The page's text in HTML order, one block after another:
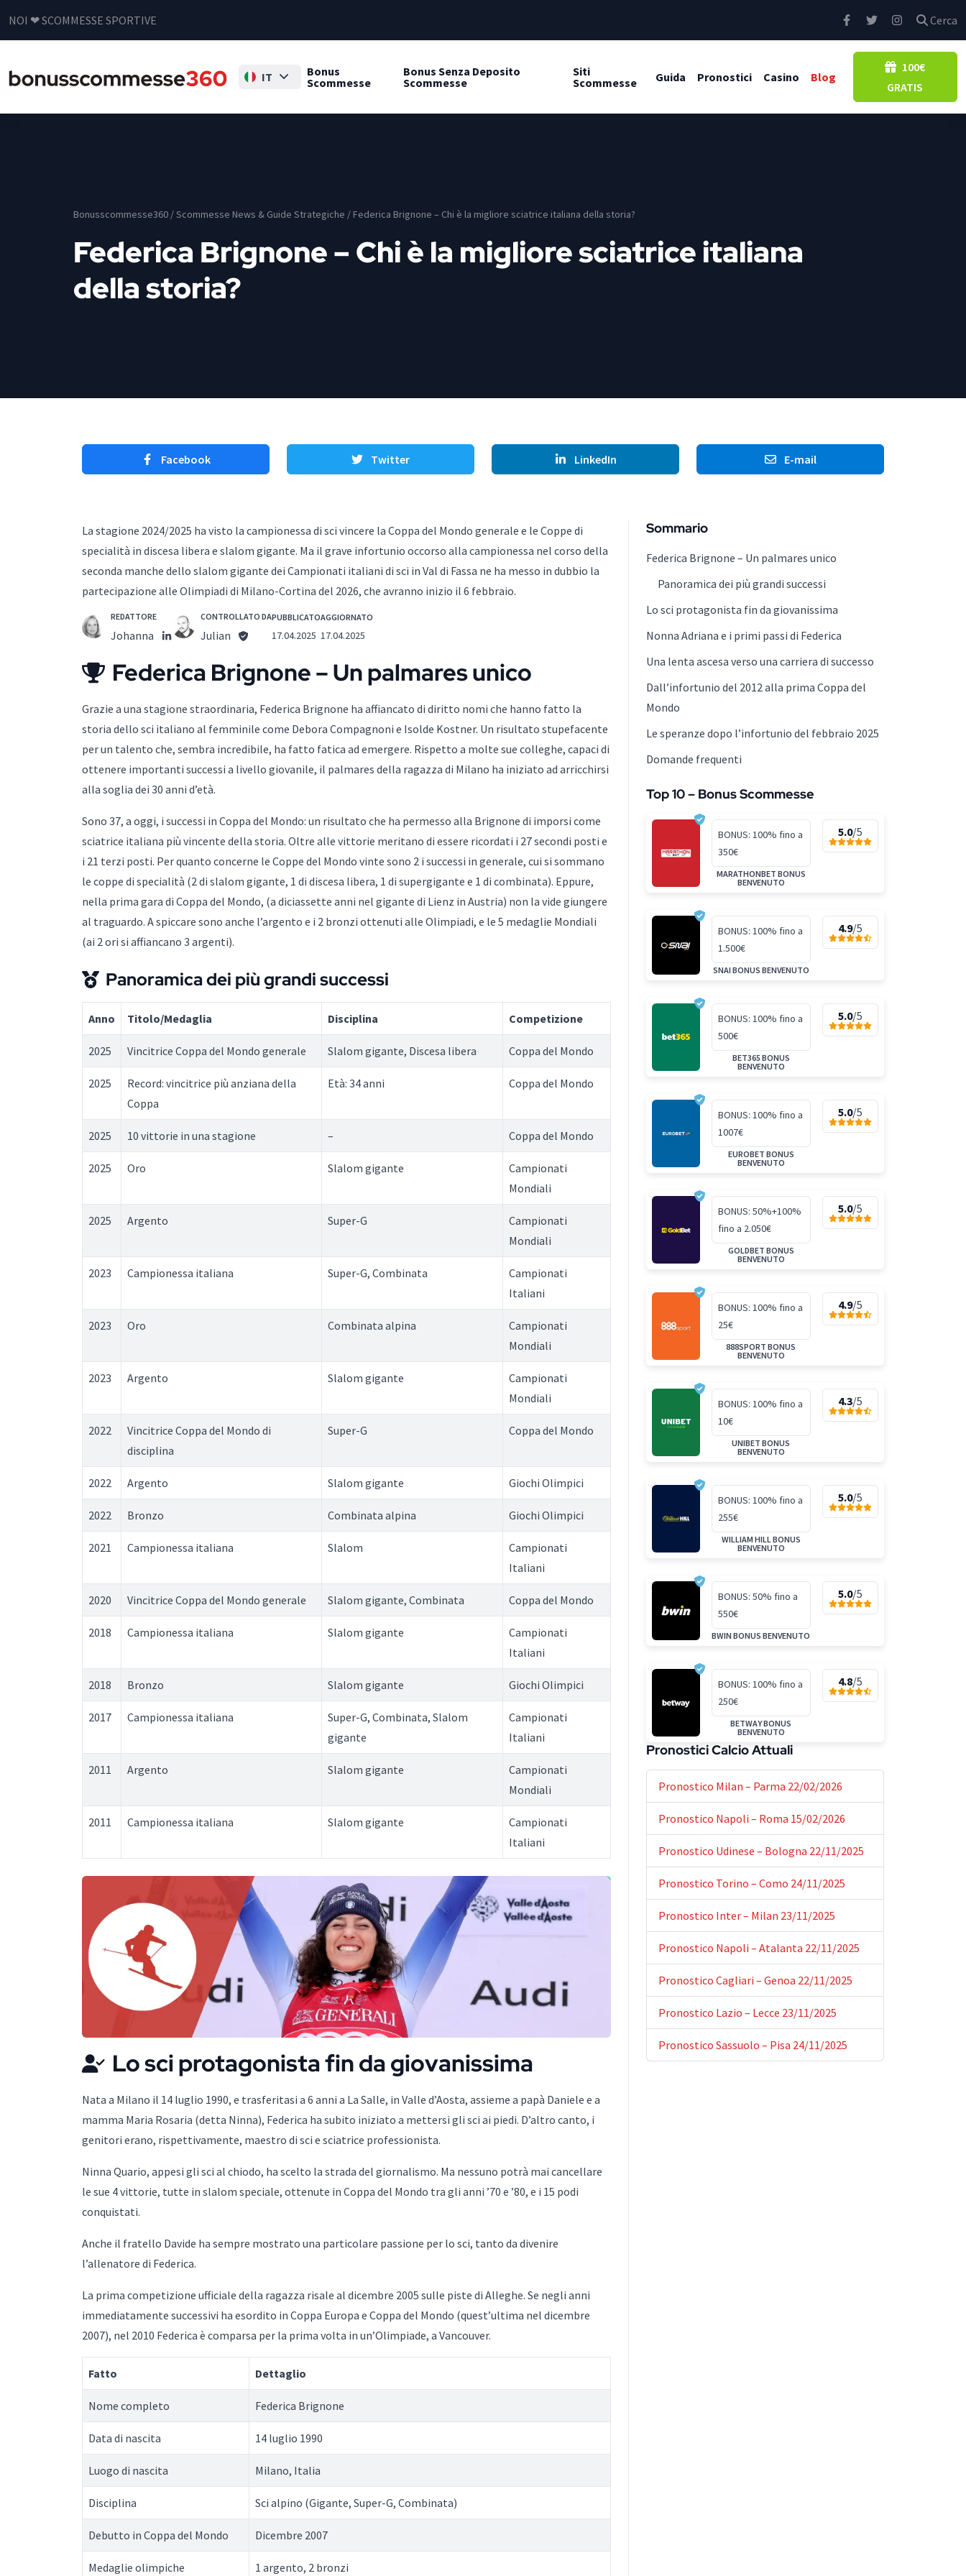
NOI ❤ SCOMMESSE SPORTIVE Cerca
IT
100€
GRATIS
Bonus
Scommesse
Bonus Senza Deposito
Scommesse
Siti
Scommesse
Guida Pronostici Casino Blog
Bonusscommesse360 /Scommesse News & Guide Strategiche / Federica Brignone – Chi è la migliore sciatrice italiana della storia?
Federica Brignone – Chi è la migliore sciatrice italiana
della storia?
Facebook Twitter LinkedIn E-mail
La stagione 2024/2025 ha visto la campionessa di sci vincere la Coppa del Mondo generale e le Coppe di
specialità in discesa libera e slalom gigante. Ma il grave infortunio occorso alla campionessa nel corso della
seconda manche dello slalom gigante dei Campionati italiani di sci in Val di Fassa ne ha messo in dubbio la
partecipazione alle Olimpiadi di Milano-Cortina del 2026, che avranno inizio il 6 febbraio.
REDATTORE
Johanna
CONTROLLATO DA
Julian
PUBBLICATO
17.04.2025
AGGIORNATO
17.04.2025
Federica Brignone – Un palmares unico
Grazie a una stagione straordinaria, Federica Brignone ha affiancato di diritto nomi che hanno fatto la
storia dello sci italiano al femminile come Debora Compagnoni e Isolde Kostner. Un risultato stupefacente
per un talento che, sembra incredibile, ha fatto fatica ad emergere. Rispetto a molte sue colleghe, capaci di
ottenere importanti successi a livello giovanile, il palmares della ragazza di Milano ha iniziato ad arricchirsi
alla soglia dei 30 anni d’età.
Sono 37, a oggi, i successi in Coppa del Mondo: un risultato che ha permesso alla Brignone di imporsi come
sciatrice italiana più vincente della storia. Oltre alle vittorie meritano di essere ricordati i 27 secondi posti e
i 21 terzi posti. Per quanto concerne le Coppe del Mondo vinte sono 2 i successi in generale, cui si sommano
le coppe di specialità (2 di slalom gigante, 1 di discesa libera, 1 di supergigante e 1 di combinata). Eppure,
nella prima gara di Coppa del Mondo, (a diciassette anni nel gigante di Lienz in Austria) non la vide giungere
al traguardo. A spiccare sono anche l’argento e i 2 bronzi ottenuti alle Olimpiadi, e le 5 medaglie Mondiali
(ai 2 ori si affiancano 3 argenti).
Panoramica dei più grandi successi
Anno Titolo/Medaglia Disciplina Competizione
2025 Vincitrice Coppa del Mondo generale Slalom gigante, Discesa libera Coppa del Mondo
2025
Record: vincitrice più anziana della
Coppa
Età: 34 anni Coppa del Mondo
2025 10 vittorie in una stagione – Coppa del Mondo
2025 Oro Slalom gigante
Campionati
Mondiali
2025 Argento Super-G
Campionati
Mondiali
2023 Campionessa italiana Super-G, Combinata
Campionati
Italiani
2023 Oro Combinata alpina
Campionati
Mondiali
2023 Argento Slalom gigante
Campionati
Mondiali
2022
Vincitrice Coppa del Mondo di
disciplina
Super-G Coppa del Mondo
2022 Argento Slalom gigante Giochi Olimpici
2022 Bronzo Combinata alpina Giochi Olimpici
2021 Campionessa italiana Slalom
Campionati
Italiani
2020 Vincitrice Coppa del Mondo generale Slalom gigante, Combinata Coppa del Mondo
2018 Campionessa italiana Slalom gigante
Campionati
Italiani
2018 Bronzo Slalom gigante Giochi Olimpici
2017 Campionessa italiana
Super-G, Combinata, Slalom
gigante
Campionati
Italiani
2011 Argento Slalom gigante
Campionati
Mondiali
2011 Campionessa italiana Slalom gigante
Campionati
Italiani
Lo sci protagonista fin da giovanissima
Nata a Milano il 14 luglio 1990, e trasferitasi a 6 anni a La Salle, in Valle d’Aosta, assieme a papà Daniele e a
mamma Maria Rosaria (detta Ninna), Federica ha subito iniziato a mettersi gli sci ai piedi. D’altro canto, i
genitori erano, rispettivamente, maestro di sci e sciatrice professionista.
Ninna Quario, appesi gli sci al chiodo, ha scelto la strada del giornalismo. Ma nessuno potrà mai cancellare
le sue 4 vittorie, tutte in slalom speciale, ottenute in Coppa del Mondo tra gli anni ’70 e ’80, e i 15 podi
conquistati.
Anche il fratello Davide ha sempre mostrato una particolare passione per lo sci, tanto da divenire
l’allenatore di Federica.
La prima competizione ufficiale della ragazza risale al dicembre 2005 sulle piste di Alleghe. Se negli anni
immediatamente successivi ha esordito in Coppa Europa e Coppa del Mondo (quest’ultima nel dicembre
2007), nel 2010 Federica è comparsa per la prima volta in un’Olimpiade, a Vancouver.
Fatto Dettaglio
Nome completo Federica Brignone
Data di nascita 14 luglio 1990
Luogo di nascita Milano, Italia
Disciplina Sci alpino (Gigante, Super-G, Combinata)
Debutto in Coppa del Mondo Dicembre 2007
Medaglie olimpiche 1 argento, 2 bronzi
Sommario
Federica Brignone – Un palmares unico
Panoramica dei più grandi successi
Lo sci protagonista fin da giovanissima
Nonna Adriana e i primi passi di Federica
Una lenta ascesa verso una carriera di successo
Dall’infortunio del 2012 alla prima Coppa del
Mondo
Le speranze dopo l’infortunio del febbraio 2025
Domande frequenti
Top 10 – Bonus Scommesse
BONUS: 100% fino a
350€
MARATHONBET BONUS
BENVENUTO
5.0/5
BONUS: 100% fino a
1.500€
SNAI BONUS BENVENUTO
4.9/5
BONUS: 100% fino a
500€
BET365 BONUS
BENVENUTO
5.0/5
BONUS: 100% fino a
1007€
EUROBET BONUS
BENVENUTO
5.0/5
BONUS: 50%+100%
fino a 2.050€
GOLDBET BONUS
BENVENUTO
5.0/5
BONUS: 100% fino a
25€
888SPORT BONUS
BENVENUTO
4.9/5
BONUS: 100% fino a
10€
UNIBET BONUS
BENVENUTO
4.3/5
BONUS: 100% fino a
255€
WILLIAM HILL BONUS
BENVENUTO
5.0/5
BONUS: 50% fino a
550€
BWIN BONUS BENVENUTO
5.0/5
BONUS: 100% fino a
250€
BETWAY BONUS
BENVENUTO
4.8/5
Pronostici Calcio Attuali
Pronostico Milan – Parma 22/02/2026
Pronostico Napoli – Roma 15/02/2026
Pronostico Udinese – Bologna 22/11/2025
Pronostico Torino – Como 24/11/2025
Pronostico Inter – Milan 23/11/2025
Pronostico Napoli – Atalanta 22/11/2025
Pronostico Cagliari – Genoa 22/11/2025
Pronostico Lazio – Lecce 23/11/2025
Pronostico Sassuolo – Pisa 24/11/2025